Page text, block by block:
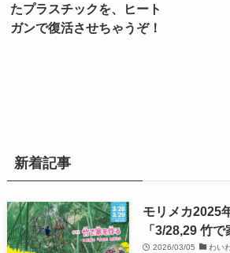
たプラスチックを、ヒート
ガンで復活させちゃうぞ！
新着記事
モリメカ2025
「3/28,29 竹で
2026/03/05 わい